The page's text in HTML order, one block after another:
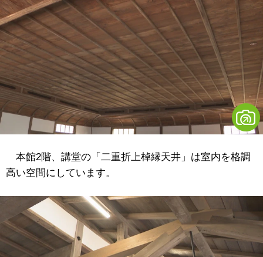
本館2階、講堂の「二重折上棹縁天井」は室内を格調
高い空間にしています。